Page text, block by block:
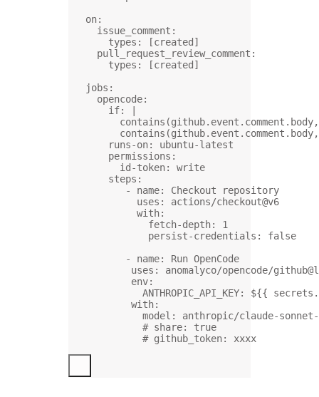
on:
issue_comment :
types : [created ]
pull_request_review_comment :
types : [created ]
jobs :
opencode:
if:
runs-on: ubuntu-latest
permissions :
id-token: write
steps :
- name: Checkout repository
uses : actions/checkout@v6
with:
fetch-depth: 1
persist-credentials : false
- name: Run OpenCode
uses : anomalyco/opencode/
env:
ANTHROPIC_API_KEY: ${{
with:
model : anthropic/claude-sonnet-
# share: true
# github_token: xxxx